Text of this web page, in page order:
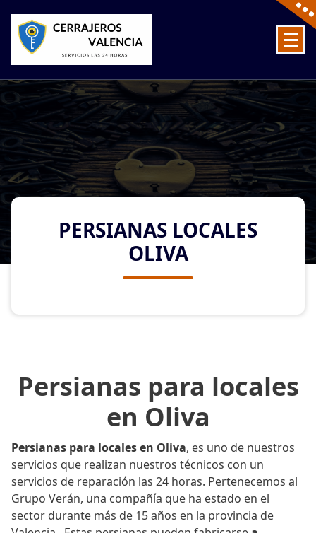
content
PERSIANAS LOCALES
OLIVA
Persianas para locales
en Oliva
Persianas para locales en Oliva, es uno de nuestros
servicios que realizan nuestros técnicos con un
servicios de reparación las 24 horas. Pertenecemos al
Grupo Verán, una compañía que ha estado en el
sector durante más de 15 años en la provincia de